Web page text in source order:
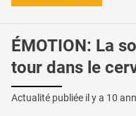
ÉMOTION: La
tour dans le
Actualité publiée il y a 10